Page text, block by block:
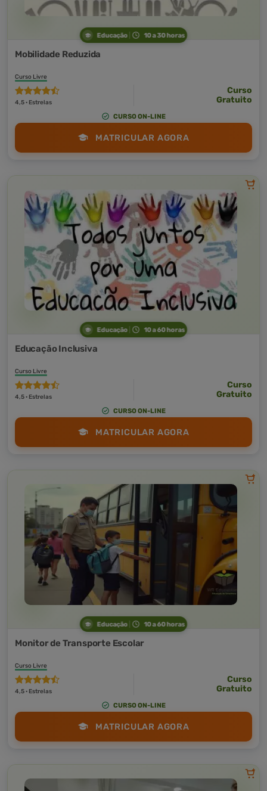
Educação 10 a 30 horas
Mobilidade Reduzida
Curso Livre
4,5 · Estrelas
Curso
Gratuito
CURSO ON-LINE
MATRICULAR AGORA
Educação 10 a 60 horas
Educação Inclusiva
Curso Livre
4,5 · Estrelas
Curso
Gratuito
CURSO ON-LINE
MATRICULAR AGORA
Educação 10 a 60 horas
Monitor de Transporte Escolar
Curso Livre
4,5 · Estrelas
Curso
Gratuito
CURSO ON-LINE
MATRICULAR AGORA